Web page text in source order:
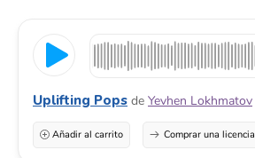
Uplifting Pops de Yevhen Lokhmatov
Añadir al carrito Comprar una licencia